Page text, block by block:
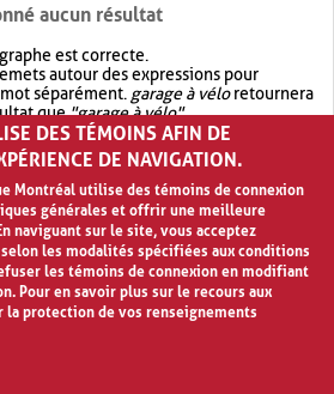
aucun résultat
est correcte.
autour des expressions pour
séparément. garage à véloretournera
que"garage à vélo".
recherche avec OR.garage OR vélo
de résultat quegarage à vélo
DES TÉMOINS AFIN DE
DE NAVIGATION.
Montréal utilise des témoins de connexion
générales et offrir une meilleure
naviguant sur le site, vous acceptez
les modalités spécifiées aux conditions
les témoins de connexion en modifiant
Pour en savoir plus sur le recours aux
la protection de vos renseignements